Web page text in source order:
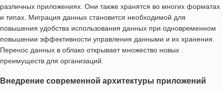
различных приложениях. Они также хранятся во многих форматах
и типах. Миграция данных становится необходимой для
повышения удобства использования данных при одновременном
повышении эффективности управления данными и их хранения.
Перенос данных в облако открывает множество новых
преимуществ для организаций.
Внедрение современной архитектуры приложений